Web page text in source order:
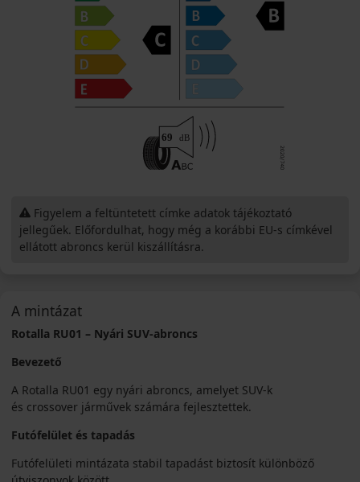
A mintázat
Rotalla RU01 – Nyári SUV-abroncs
Bevezető
A Rotalla RU01 egy nyári abroncs, amelyet SUV-k
és crossover járművek számára fejlesztettek.
Futófelület és tapadás
Futófelületi mintázata stabil tapadást biztosít különböző
Figyelem a feltüntetett címke adatok tájékoztató
jellegűek. Előfordulhat, hogy még a korábbi EU-s címkével
ellátott abroncs kerül kiszállításra.